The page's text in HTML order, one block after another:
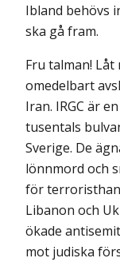
Ibland behövs
ska gå fram.
Fru talman!
omedelbart
Iran. IRGC är
tusentals
Sverige. De
lönnmord och
för
Libanon och
ökade
mot judiska